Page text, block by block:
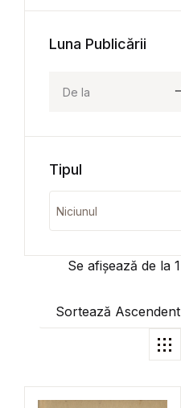
Se afișează de la 1
Sortează Ascendent
Luna Publicării
Tipul